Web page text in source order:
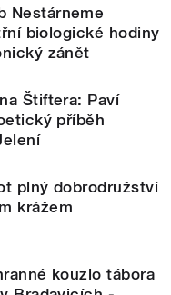
Nestárneme
biologické hodiny
zánět
Štiftera: Paví
příběh
plný dobrodružství
krážem
kouzlo tábora